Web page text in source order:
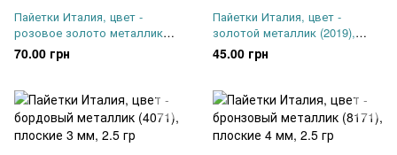
Пайетки Италия, цвет -
розовое золото металлик
(3011), чаша 4 мм, 2.5 гр
70.00 грн
Пайетки Италия, цвет -
золотой металлик (2019),
плоские 3 мм, 2.5 г
45.00 грн